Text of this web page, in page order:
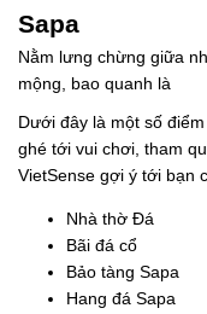
Sapa
Nằm lưng chừng giữa
mộng, bao quanh là
Dưới đây là một số
ghé tới vui chơi, tham
VietSense gợi ý tới bạn
Nhà thờ Đá
Bãi đá cổ
Bảo tàng Sapa
Hang đá Sapa